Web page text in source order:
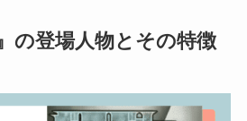
の登場人物とその特徴